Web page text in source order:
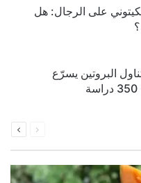
على الرجال: هل
البروتين يسرّع
الصفحةالصفحة